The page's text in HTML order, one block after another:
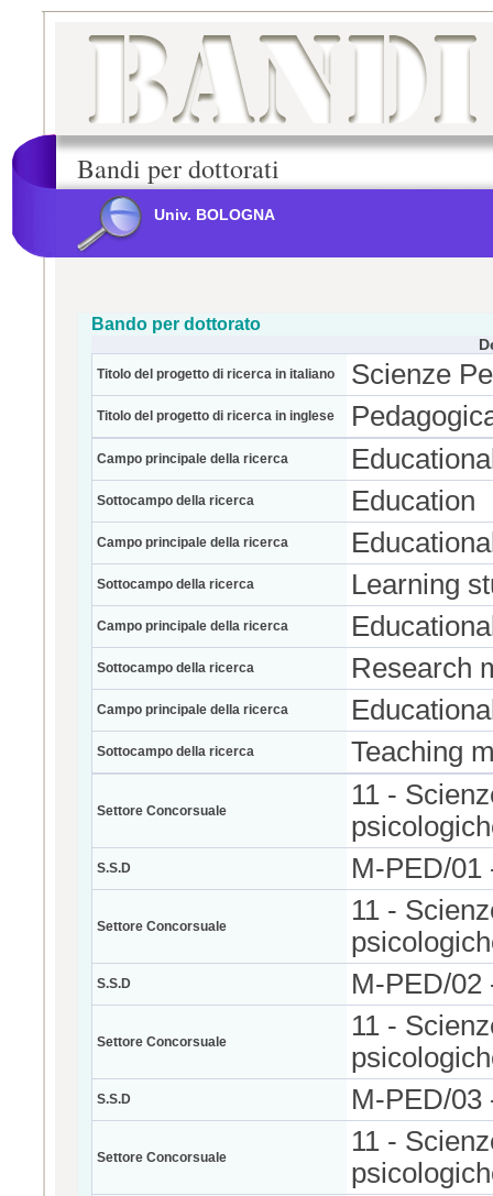
Bandi per dottorati
Univ. BOLOGNA
Bando per dottorato
Titolo del progetto di ricerca in italiano Scienze
Titolo del progetto di ricerca in inglese
Campo principale della ricerca
Sottocampo della ricerca Education
Campo principale della ricerca
Sottocampo della ricerca Learning
Campo principale della ricerca
Sottocampo della ricerca Research
Campo principale della ricerca
Sottocampo della ricerca Teaching
Settore Concorsuale
11 -
S.S.D M-PED/01
Settore Concorsuale
11 -
S.S.D M-PED/02
Settore Concorsuale
11 -
S.S.D M-PED/03
Settore Concorsuale
11 -